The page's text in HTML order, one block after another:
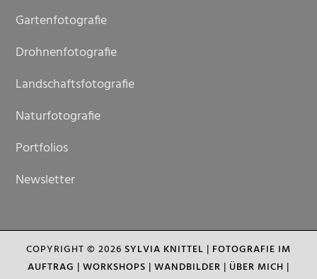
Gartenfotografie
Drohnenfotografie
Landschaftsfotografie
Naturfotografie
Portfolios
Newsletter
COPYRIGHT © 2026 SYLVIA KNITTEL | FOTOGRAFIE IM
AUFTRAG | WORKSHOPS | WANDBILDER | ÜBER MICH |